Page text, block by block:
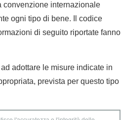
convenzione internazionale
ogni tipo di bene. Il codice
di seguito riportate fanno
adottare le misure indicate in
prevista per questo tipo